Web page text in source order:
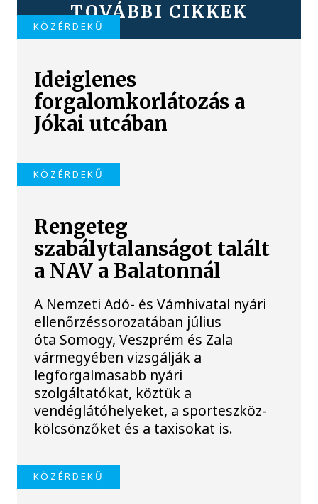
TOVÁBBI CIKKEK
KÖZÉRDEKŰ
Ideiglenes
forgalomkorlátozás a
Jókai utcában
KÖZÉRDEKŰ
Rengeteg
szabálytalanságot talált
a NAV a Balatonnál
A Nemzeti Adó- és Vámhivatal nyári
ellenőrzéssorozatában július
óta Somogy, Veszprém és Zala
vármegyében vizsgálják a
legforgalmasabb nyári
szolgáltatókat, köztük a
vendéglátóhelyeket, a sporteszköz-
kölcsönzőket és a taxisokat is.
KÖZÉRDEKŰ